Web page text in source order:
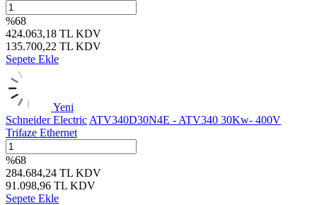
%68
424.063,18 TL KDV
135.700,22 TL KDV
Sepete Ekle
Yeni
Schneider Electric ATV340D30N4E - ATV340 30Kw- 400V
Trifaze Ethernet
%68
284.684,24 TL KDV
91.098,96 TL KDV
Sepete Ekle